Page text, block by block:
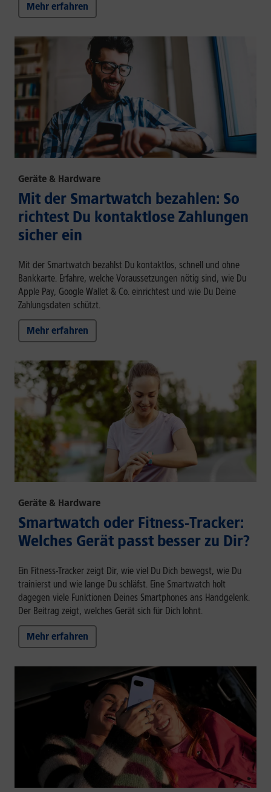
Mehr erfahren
Geräte & Hardware
Mit der Smartwatch bezahlen: So
richtest Du kontaktlose Zahlungen
sicher ein
Mit der Smartwatch bezahlst Du kontaktlos, schnell und ohne
Bankkarte. Erfahre, welche Voraussetzungen nötig sind, wie Du
Apple Pay, Google Wallet & Co. einrichtest und wie Du Deine
Zahlungsdaten schützt.
Mehr erfahren
Geräte & Hardware
Smartwatch oder Fitness-Tracker:
Welches Gerät passt besser zu Dir?
Ein Fitness-Tracker zeigt Dir, wie viel Du Dich bewegst, wie Du
trainierst und wie lange Du schläfst. Eine Smartwatch holt
dagegen viele Funktionen Deines Smartphones ans Handgelenk.
Der Beitrag zeigt, welches Gerät sich für Dich lohnt.
Mehr erfahren